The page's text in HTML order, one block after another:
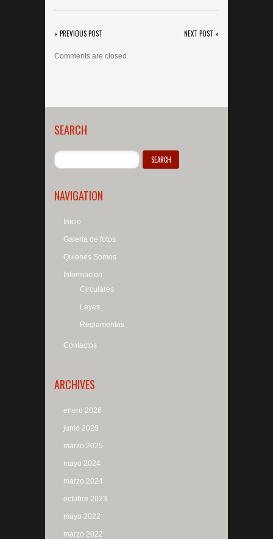
« PREVIOUS POST NEXT POST »
Comments are closed.
SEARCH
NAVIGATION
Inicio
Galeria de fotos
Quienes Somos
Informacion
Circulares
Leyes
Reglamentos
Contactos
ARCHIVES
enero 2026
junio 2025
marzo 2025
mayo 2024
marzo 2024
octubre 2023
mayo 2022
marzo 2022